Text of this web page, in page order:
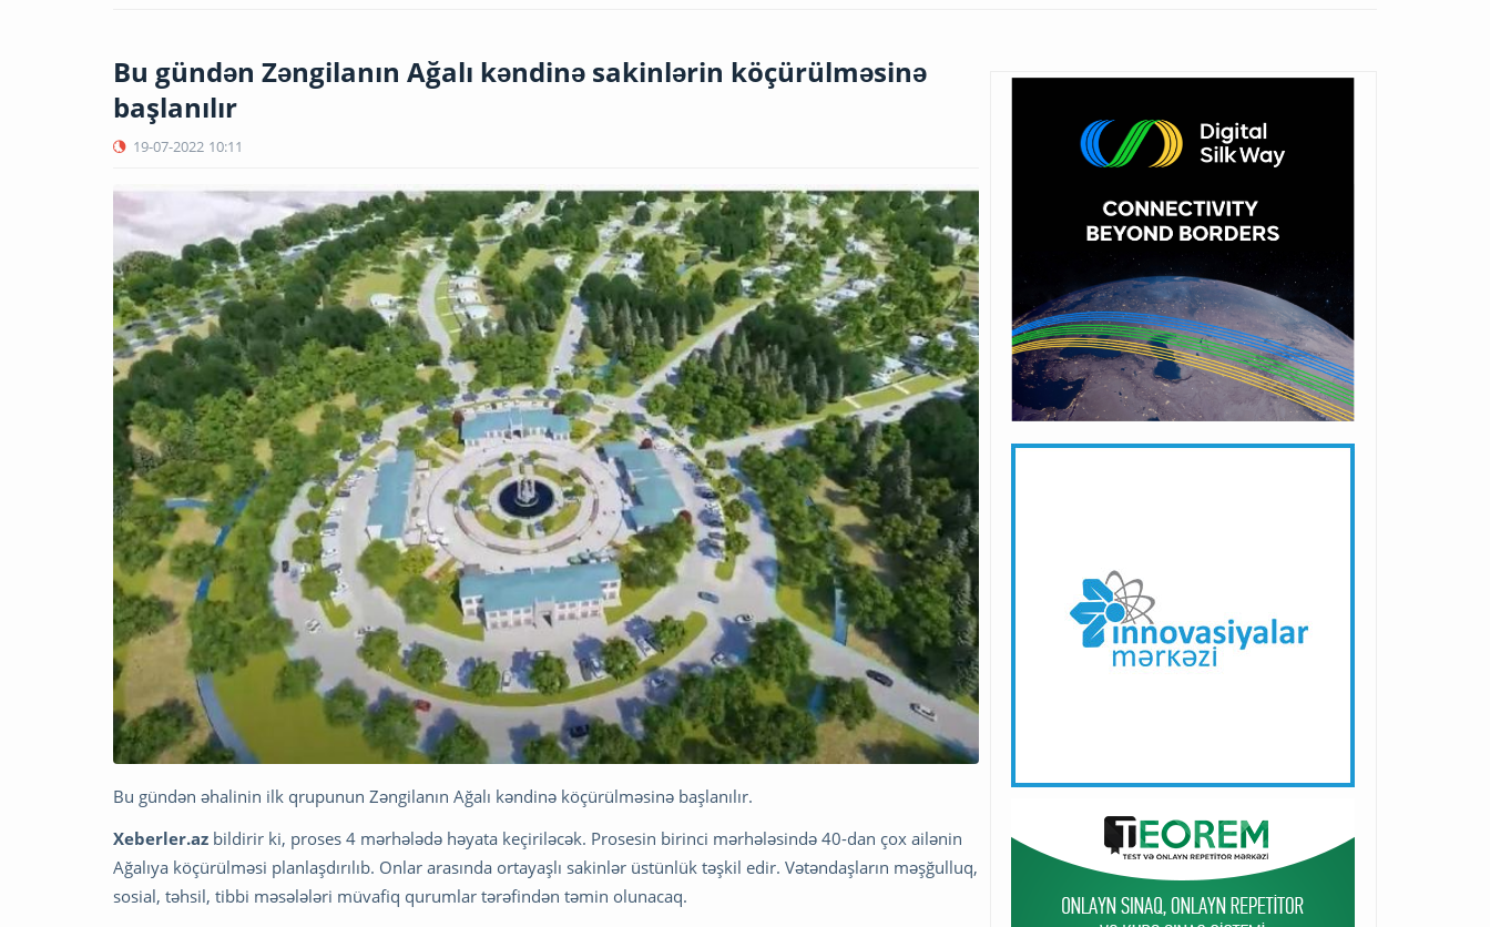
Bu gündən Zəngilanın Ağalı kəndinə sakinlərin köçürülməsinə
başlanılır
19-07-2022 10:11
Bu gündən əhalinin ilk qrupunun Zəngilanın Ağalı kəndinə köçürülməsinə başlanılır.
Xeberler.az bildirir ki, proses 4 mərhələdə həyata keçiriləcək. Prosesin birinci mərhələsində 40-dan çox ailənin
Ağalıya köçürülməsi planlaşdırılıb. Onlar arasında ortayaşlı sakinlər üstünlük təşkil edir. Vətəndaşların məşğulluq,
sosial, təhsil, tibbi məsələləri müvafiq qurumlar tərəfindən təmin olunacaq.